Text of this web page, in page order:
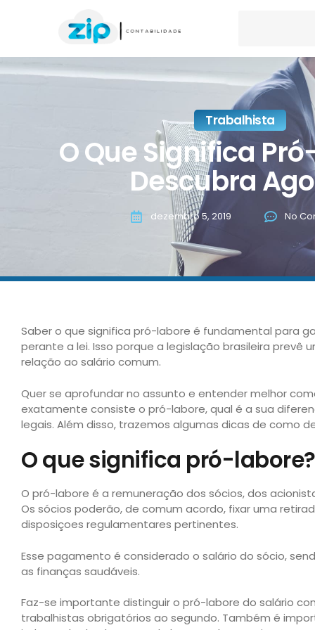
Trabalhista
O Que Significa
Descubra
dezembro 5, 2019 No
Saber o que significa pró-labore é fundamental para
perante a lei. Isso porque a legislação brasileira
relação ao salário comum.
Quer se aprofundar no assunto e entender melhor
exatamente consiste o pró-labore, qual é a sua
legais. Além disso, trazemos algumas dicas de como
O que significa pró-labore?
O pró-labore é a remuneração dos sócios, dos
Os sócios poderão, de comum acordo, fixar uma
disposiçoes regulamentares pertinentes.
Esse pagamento é considerado o salário do sócio,
as finanças saudáveis.
Faz-se importante distinguir o pró-labore do salário
trabalhistas obrigatórios ao segundo. Também é